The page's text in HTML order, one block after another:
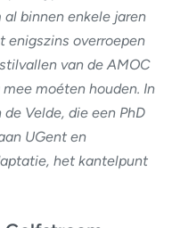
binnen enkele jaren
enigszins overroepen
van de AMOC
moéten houden. In
Velde, die een PhD
UGent en
het kantelpunt